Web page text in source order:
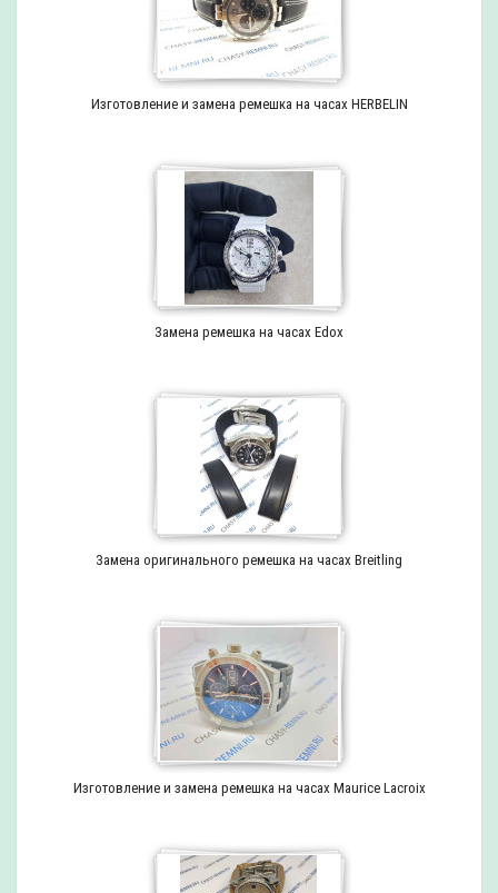
Изготовление и замена ремешка на часах HERBELIN
Замена ремешка на часах Edox
Замена оригинального ремешка на часах Breitling
Изготовление и замена ремешка на часах Maurice Lacroix